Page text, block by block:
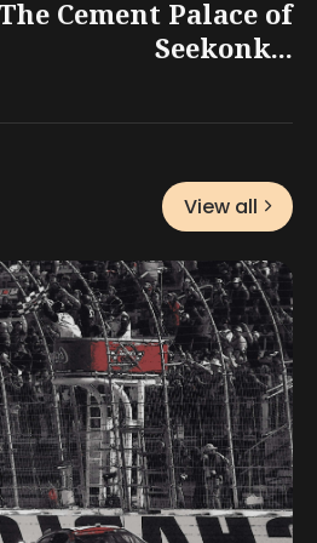
Cement Palace of
Seekonk...
View all